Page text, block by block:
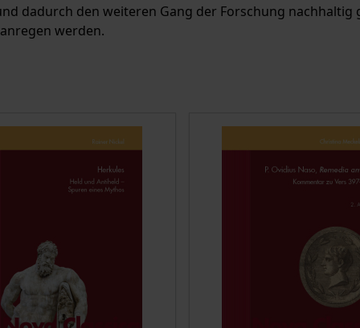
dadurch den weiteren Gang der Forschung
werden.